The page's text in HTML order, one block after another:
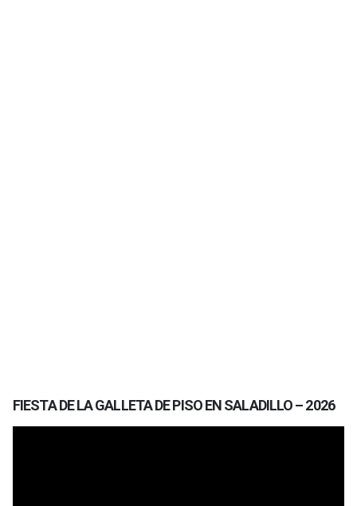
FIESTA DE LA GALLETA DE PISO EN SALADILLO – 2026